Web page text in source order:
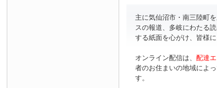
主に気仙沼市・南三陸町
スの報道、多岐にわたる
する紙面を心がけ、皆様
オンライン配信は、 配達
者のお住まいの地域によ
す。